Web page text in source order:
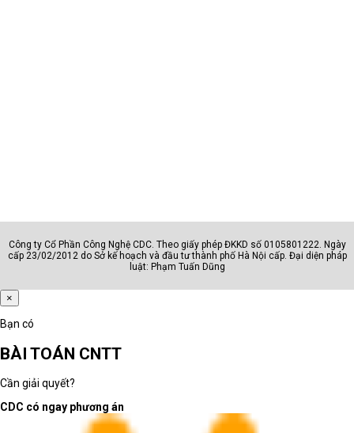
Công ty Cổ Phần Công Nghệ CDC. Theo giấy phép ĐKKD số 0105801222. Ngày
cấp 23/02/2012 do Sở kế hoạch và đầu tư thành phố Hà Nội cấp. Đại diện pháp
luật: Phạm Tuấn Dũng
×
Bạn có
BÀI TOÁN CNTT
Cần giải quyết?
CDC có ngay phương án